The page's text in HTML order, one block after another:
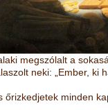
megszólalt a
neki: „Ember, ki
őrizkedjetek minden